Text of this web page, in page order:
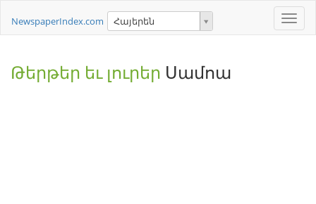
Toggle
NewspaperIndex.com Հայերեն
Թերթեր եւ լուրեր Սամոա